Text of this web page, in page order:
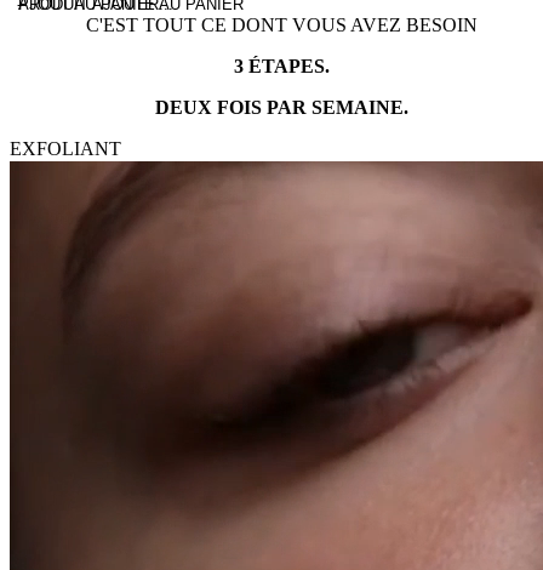
-AJOUT AU PANIER...
PRODUIT AJOUTÉ AU PANIER
C'EST TOUT CE DONT VOUS AVEZ BESOIN
3 ÉTAPES.
DEUX FOIS PAR SEMAINE.
EXFOLIANT